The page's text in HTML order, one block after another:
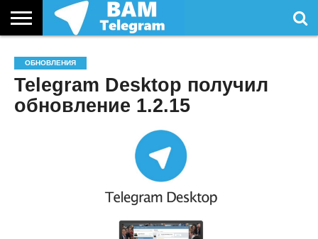
УСЛУГИ
ОБНОВЛЕНИЯ
Telegram Desktop получил
обновление 1.2.15